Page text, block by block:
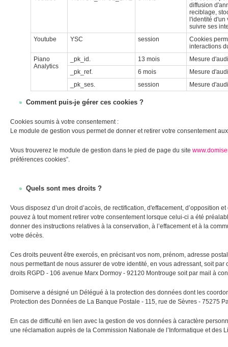
diffusion
reciblage,
l'identité d'un
suivre ses
Youtube
YSC session
Cookies
interactions
Piano
Analytics
_pk_id. 13 mois
Mesure
_pk_ref.
6 mois
Mesure
_pk_ses.
session Mesure
Comment puis-je gérer ces cookies ?
Cookies soumis à votre consentement :
Le module de gestion vous permet de donner et retirer votre consentement
Vous trouverez le module de gestion dans le pied de page du site
préférences cookies”.
Quels sont mes droits ?
Vous disposez d’un droit d’accès, de rectification, d'effacement, d’opposition
pouvez à tout moment retirer votre consentement lorsque celui-ci a été
donner des instructions relatives à la conservation, à l’effacement et à la
votre décès.
Ces droits peuvent être exercés, en précisant vos nom, prénom, adresse
nous permettant de nous assurer de votre identité, en vous adressant, soit
droits RGPD - 106 avenue Marx Dormoy - 92120 Montrouge soit par mail à
Domiserve a désigné un Délégué à la protection des données dont les
Protection des Données de La Banque Postale - 115, rue de Sèvres - 75275
En cas de difficulté en lien avec la gestion de vos données à caractère
une réclamation auprès de la Commission Nationale de l’Informatique et des